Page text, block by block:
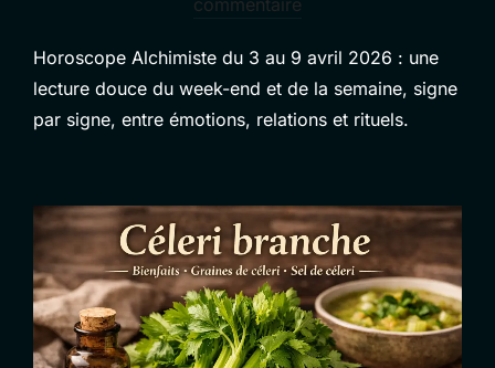
Horoscope Alchimiste du 3 au 9 avril 2026 : une
lecture douce du week-end et de la semaine, signe
par signe, entre émotions, relations et rituels.